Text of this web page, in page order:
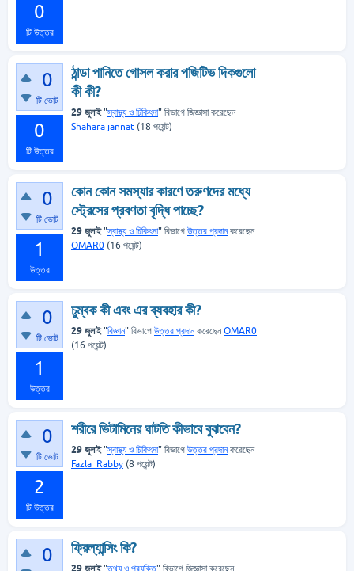
0
টি উত্তর
0
টি ভোট
0
টি উত্তর
ঠান্ডা পানিতে গোসল করার পজিটিভ দিকগুলো
কী কী?
29 জুলাই "স্বাস্থ্য ও চিকিৎসা" বিভাগে জিজ্ঞাসাকরেছেন
Shahara jannat (18 পয়েন্ট)
0
টি ভোট
1
উত্তর
কোন কোন সমস্যার কারণে তরুণদের মধ্যে
স্ট্রেসের প্রবণতা বৃদ্ধি পাচ্ছে?
29 জুলাই "স্বাস্থ্য ও চিকিৎসা" বিভাগে উত্তর প্রদান করেছেন
OMAR0 (16 পয়েন্ট)
0
টি ভোট
1
উত্তর
চুম্বক কী এবং এর ব্যবহার কী?
29 জুলাই "বিজ্ঞান" বিভাগে উত্তর প্রদান করেছেনOMAR0
(16 পয়েন্ট)
0
টি ভোট
2
টি উত্তর
শরীরে ভিটামিনের ঘাটতি কীভাবে বুঝবেন?
29 জুলাই "স্বাস্থ্য ও চিকিৎসা" বিভাগে উত্তর প্রদান করেছেন
Fazla_Rabby (8 পয়েন্ট)
0 ফ্রিল্যান্সিং কি?
29 জুলাই "তথ্য ও প্রযুক্তি" বিভাগে জিজ্ঞাসাকরেছেন